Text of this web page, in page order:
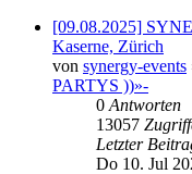
[09.08.2025]
Kaserne, Zürich
von synergy-events
PARTYS ))»-
0 Antworten
13057
Letzter
Do 10. Jul